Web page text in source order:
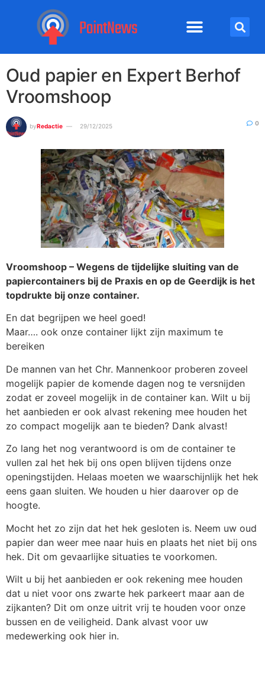
Oud papier en Expert Berhof
Vroomshoop
byRedactie 29/12/2025 0
Vroomshoop – Wegens de tijdelijke sluiting van de
papiercontainers bij de Praxis en op de Geerdijk is het
topdrukte bij onze container.
En dat begrijpen we heel goed!
Maar…. ook onze container lijkt zijn maximum te
bereiken
De mannen van het Chr. Mannenkoor proberen zoveel
mogelijk papier de komende dagen nog te versnijden
zodat er zoveel mogelijk in de container kan. Wilt u bij
het aanbieden er ook alvast rekening mee houden het
zo compact mogelijk aan te bieden? Dank alvast!
Zo lang het nog verantwoord is om de container te
vullen zal het hek bij ons open blijven tijdens onze
openingstijden. Helaas moeten we waarschijnlijk het hek
eens gaan sluiten. We houden u hier daarover op de
hoogte.
Mocht het zo zijn dat het hek gesloten is. Neem uw oud
papier dan weer mee naar huis en plaats het niet bij ons
hek. Dit om gevaarlijke situaties te voorkomen.
Wilt u bij het aanbieden er ook rekening mee houden
dat u niet voor ons zwarte hek parkeert maar aan de
zijkanten? Dit om onze uitrit vrij te houden voor onze
bussen en de veiligheid. Dank alvast voor uw
medewerking ook hier in.